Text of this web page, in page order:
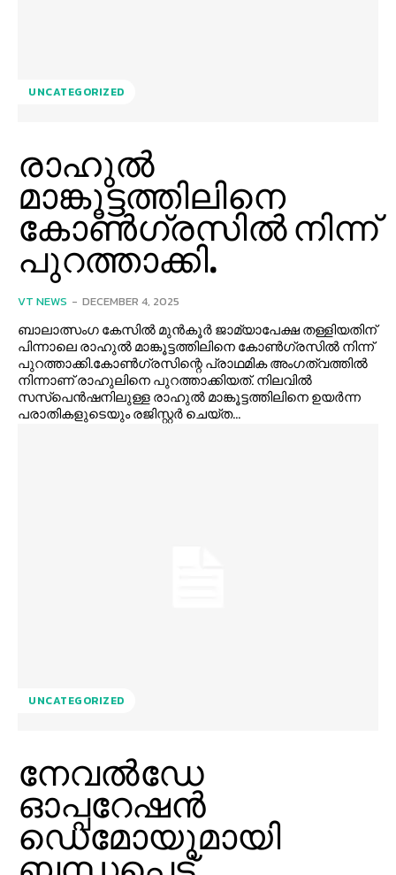
UNCATEGORIZED
രാഹുല്‍
മാങ്കൂട്ടത്തിലിനെ
കോണ്‍ഗ്രസില്‍ നിന്ന്
പുറത്താക്കി.
VT NEWS - DECEMBER 4, 2025
ബാലാത്സംഗ കേസില്‍ മുന്‍കൂര്‍ ജാമ്യാപേക്ഷ തള്ളിയതിന്
പിന്നാലെ രാഹുല്‍ മാങ്കൂട്ടത്തിലിനെ കോണ്‍ഗ്രസില്‍ നിന്ന്
പുറത്താക്കി.കോണ്‍ഗ്രസിന്റെ പ്രാഥമിക അംഗത്വത്തില്‍
നിന്നാണ് രാഹുലിനെ പുറത്താക്കിയത്. നിലവില്‍
സസ്‌പെന്‍ഷനിലുള്ള രാഹുല്‍ മാങ്കൂട്ടത്തിലിനെ ഉയര്‍ന്ന
പരാതികളുടെയും രജിസ്റ്റര്‍ ചെയ്ത...
UNCATEGORIZED
നേവല്‍ഡേ
ഓപ്പറേഷൻ
ഡെമോയുമായി